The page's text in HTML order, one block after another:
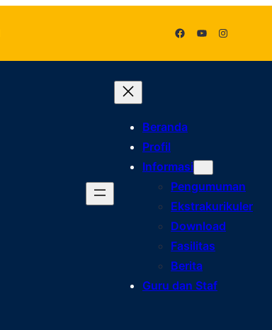
Facebook YouTube Instagram
Beranda
Profil
Informasi
Pengumuman
Ekstrakurikuler
Download
Fasilitas
Berita
Guru dan Staf